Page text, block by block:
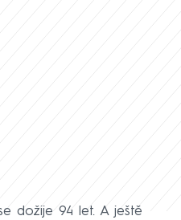
dožije 94 let. A ještě